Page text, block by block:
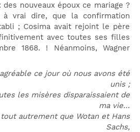
des nouveaux époux ce mariage ?
à vrai dire, que la confirmation
; Cosima avait rejoint le père
avec toutes ses filles
1868. ! Néanmoins, Wagner
ce jour où nous avons été
unis ;
les misères disparaissaient de
ma vie…
autrement que Wotan et Hans
Sachs,